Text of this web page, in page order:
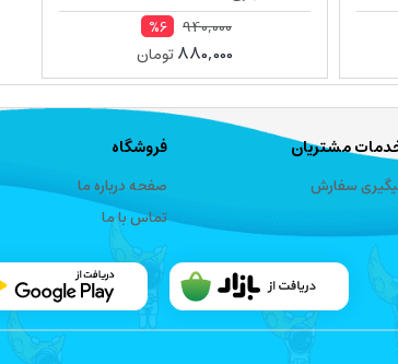
940,000
%6
880,000تومان
مشتریان
سفارش
فروشگاه
صفحه درباره ما
تماس با ما